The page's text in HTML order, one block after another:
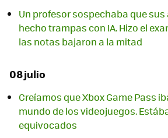
Un profesor sospechaba que
hecho trampas con IA. Hizo el
las notas bajaron a la mitad
08 julio
Creíamos que Xbox Game Pass
mundo de los videojuegos.
equivocados